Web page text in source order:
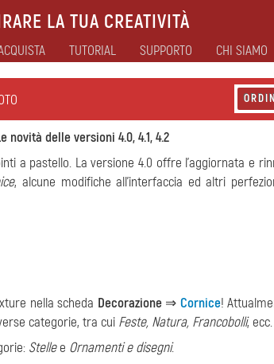
LA TUA CREATIVITÀ
TUTORIAL SUPPORTO CHI SIAMO
novità delle versioni 4.0, 4.1, 4.2
a pastello. La versione 4.0 offre l'aggiornata e
, alcune modifiche all'interfaccia ed altri
nella scheda Decorazione⇒ Cornice!
categorie, tra cui Feste, Natura, Francobolli, ecc.
Stellee Ornamenti e disegni.